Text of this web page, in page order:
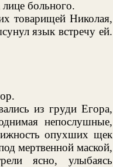
больного.
товарищей Николая,
язык встречу ей.
из груди Егора,
непослушные,
опухших щек
мертвенной маской,
ясно, улыбаясь